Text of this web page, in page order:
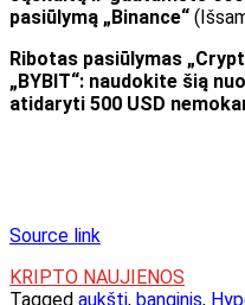
pasiūlymą „Binance“
Ribotas pasiūlymas
„BYBIT“: naudokite šią
atidaryti 500 USD
Source link
KRIPTO NAUJIENOS
Tagged aukštį, banginis,